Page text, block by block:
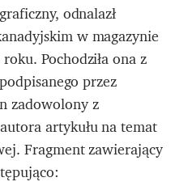
odnalazł
w magazynie
Pochodziła ona z
przez
zadowolony z
artykułu na temat
Fragment zawierający